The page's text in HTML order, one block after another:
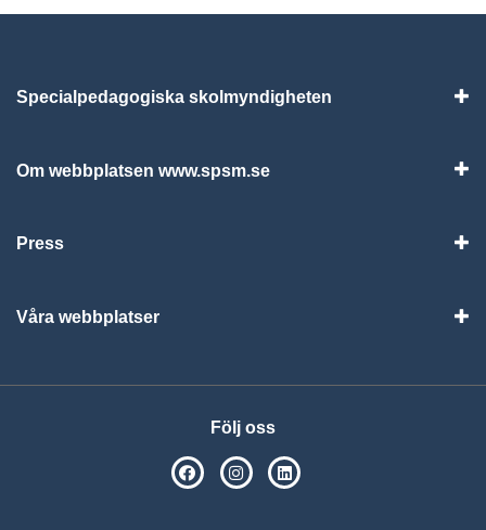
Specialpedagogiska skolmyndigheten
Om webbplatsen www.spsm.se
Press
Våra webbplatser
Följ oss
SPSM på Facebook
SPSM på Instagram